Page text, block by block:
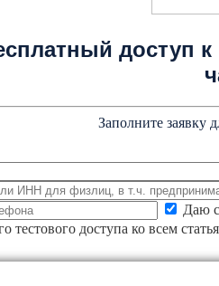
доступ к
Заполните заявку
Даю
тестового доступа ко всем